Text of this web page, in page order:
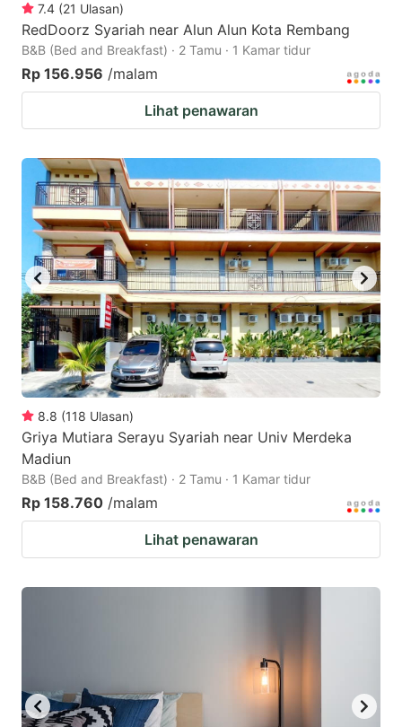
7.4 (21 Ulasan)
RedDoorz Syariah near Alun Alun Kota Rembang
B&B (Bed and Breakfast) · 2 Tamu · 1 Kamar tidur
Rp 156.956 /malam
Lihat penawaran
8.8 (118 Ulasan)
Griya Mutiara Serayu Syariah near Univ Merdeka
Madiun
B&B (Bed and Breakfast) · 2 Tamu · 1 Kamar tidur
Rp 158.760 /malam
Lihat penawaran